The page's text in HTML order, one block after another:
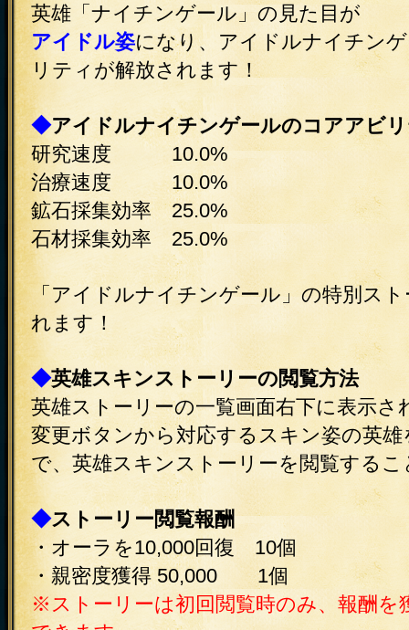
英雄「ナイチンゲール」の見た目が
アイドル姿になり、アイドルナイチン
リティが解放されます！
◆アイドルナイチンゲールのコアアビ
研究速度 10.0%
治療速度 10.0%
鉱石採集効率 25.0%
石材採集効率 25.0%
「アイドルナイチンゲール」の特別ス
れます！
◆英雄スキンストーリーの閲覧方法
英雄ストーリーの一覧画面右下に表示さ
変更ボタンから対応するスキン姿の英
で、英雄スキンストーリーを閲覧する
◆ストーリー閲覧報酬
・オーラを10,000回復 10個
・親密度獲得 50,000 1個
※ストーリーは初回閲覧時のみ、報酬を